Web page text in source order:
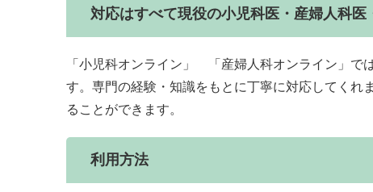
対応はすべて現役の小児科医・産婦人科医
「小児科オンライン」 「産婦人科オンライン」で
す。専門の経験・知識をもとに丁寧に対応してくれ
ることができます。
利用方法